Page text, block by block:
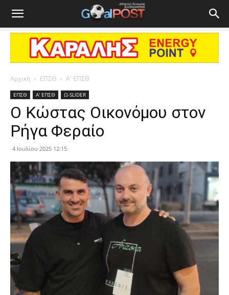
Αρχική ΕΠΣΘ Α' ΕΠΣΘ
ΕΠΣΘ Α' ΕΠΣΘ Ω-SLIDER
Ο Κώστας Οικονόμου στον
Ρήγα Φεραίο
4 Ιουλίου 2025 12:15